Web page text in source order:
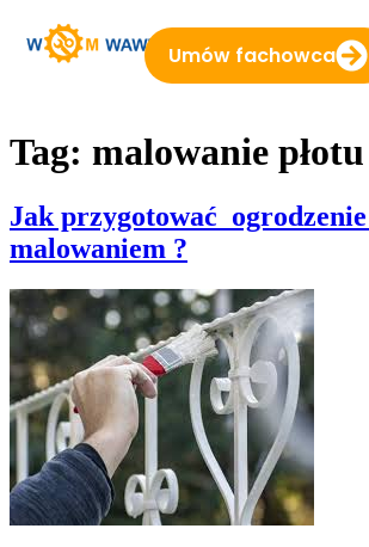
treści
Umów fachowca
Tag: malowanie płotu
Jak przygotować
malowaniem ?